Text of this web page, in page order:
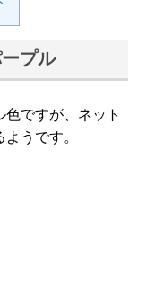
プル
ですが、ネット
うです。